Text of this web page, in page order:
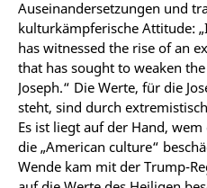
Auseinandersetzungen und
kulturkämpferische Attitude:
has witnessed the rise of an
that has sought to weaken
Joseph.“ Die Werte, für die
steht, sind durch
Es ist liegt auf der Hand,
die „American culture“
Wende kam mit der Trump-